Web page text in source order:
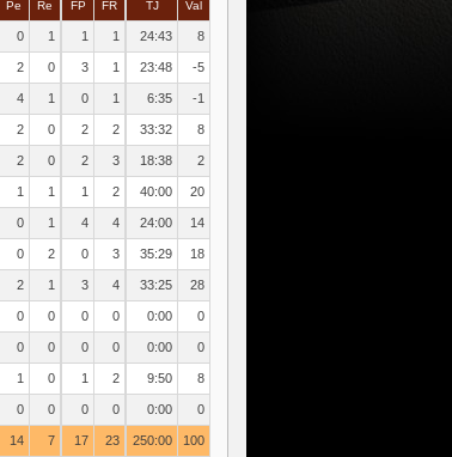
Pe Re FP FR TJ Val
0 1 1 1 24:43 8
2 0 3 1 23:48 -5
4 1 0 1 6:35 -1
2 0 2 2 33:32 8
2 0 2 3 18:38 2
1 1 1 2 40:00 20
0 1 4 4 24:00 14
0 2 0 3 35:29 18
2 1 3 4 33:25 28
0 0 0 0 0:00 0
0 0 0 0 0:00 0
1 0 1 2 9:50 8
0 0 0 0 0:00 0
14 7 17 23 250:00 100